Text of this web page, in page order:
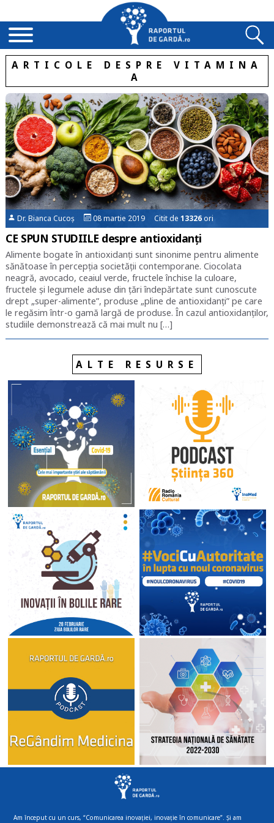
ARTICOLE DESPRE VITAMINA
A
Dr. Bianca Cucoș 08 martie 2019 Citit de13326ori
CE SPUN STUDIILE despre antioxidanți
Alimente bogate în antioxidanți sunt sinonime pentru alimente
sănătoase în percepția societății contemporane. Ciocolata
neagră, avocado, ceaiul verde, fructele închise la culoare,
fructele și legumele aduse din țări îndepărtate sunt cunoscute
drept „super-alimente”, produse „pline de antioxidanți” pe care
le regăsim într-o gamă largă de produse. În cazul antioxidanților,
studiile demonstrează că mai mult nu […]
ALTE RESURSE
Am început cu un curs, “Comunicarea inovației, inovație în comunicare”. Și am